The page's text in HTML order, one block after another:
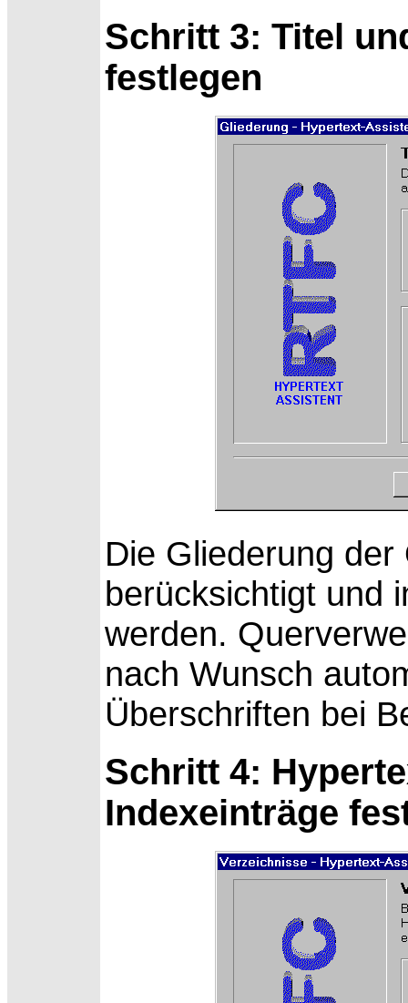
Schritt 3: Titel
festlegen
Die Gliederung
berücksichtigt und
werden.
nach Wunsch
Überschriften bei
Schritt 4:
Indexeinträge